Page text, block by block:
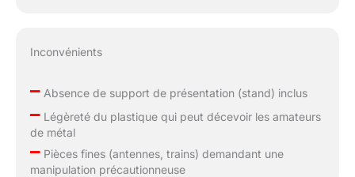
Inconvénients
–Absence de support de présentation (stand) inclus
–Légèreté du plastique qui peut décevoir les amateurs
de métal
–Pièces fines (antennes, trains) demandant une
manipulation précautionneuse